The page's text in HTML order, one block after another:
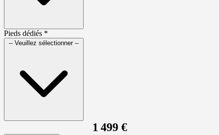
Pieds dédiés *
-- Veuillez sélectionner --
1 499 €